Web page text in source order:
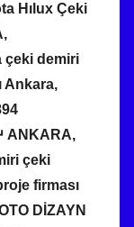
Hılux Çeki
çeki demiri
Ankara,
ANKARA,
çeki
firması
DİZAYN